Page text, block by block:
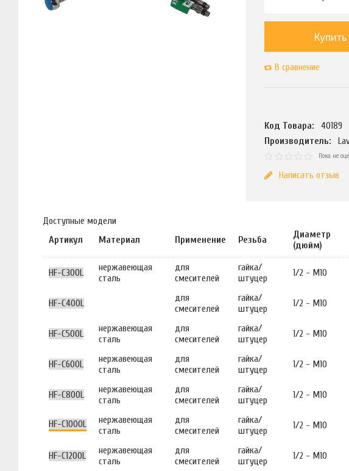
Купить
В сравнение
Код Товара:
40189
Производитель:
Пока не
Написать отзыв
Доступные модели
Артикул
Материал Применение Резьба
Диаметр
(дюйм)
HF-C300L
нержавеющая
сталь
для
смесителей
гайка/
штуцер
1/2 - М10
HF-C400L
для
смесителей
гайка/
штуцер
1/2 - М10
HF-C500L
нержавеющая
сталь
для
смесителей
гайка/
штуцер
1/2 - М10
HF-C600L
нержавеющая
сталь
для
смесителей
гайка/
штуцер
1/2 - М10
HF-C800L
нержавеющая
сталь
для
смесителей
гайка/
штуцер
1/2 - М10
HF-C1000L
нержавеющая
сталь
для
смесителей
гайка/
штуцер
1/2 - М10
HF-C1200L
нержавеющая
сталь
для
смесителей
гайка/
штуцер
1/2 - М10